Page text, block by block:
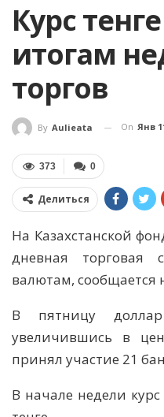
Курс
итогам
торгов
By Aulieata On Янв
0
373
Делиться
На Казахстанской
дневная торговая
валютам, сообщается
В пятницу
увеличившись в
принял участие 21
В начале недели